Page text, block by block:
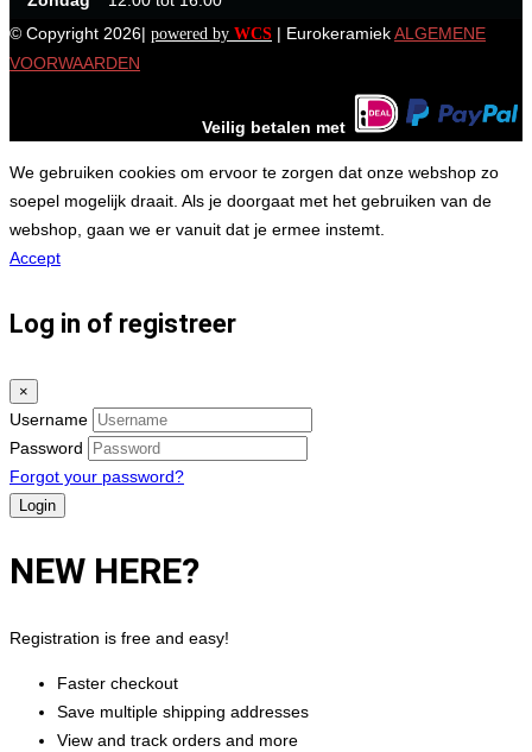
© Copyright 2026| powered by WCS | EurokeramiekALGEMENE
VOORWAARDEN
Veilig betalen met
We gebruiken cookies om ervoor te zorgen dat onze webshop zo
soepel mogelijk draait. Als je doorgaat met het gebruiken van de
webshop, gaan we er vanuit dat je ermee instemt.
Accept
Log in of registreer
×
Username
Password
Forgot your password?
NEW HERE?
Registration is free and easy!
Faster checkout
Save multiple shipping addresses
View and track orders and more